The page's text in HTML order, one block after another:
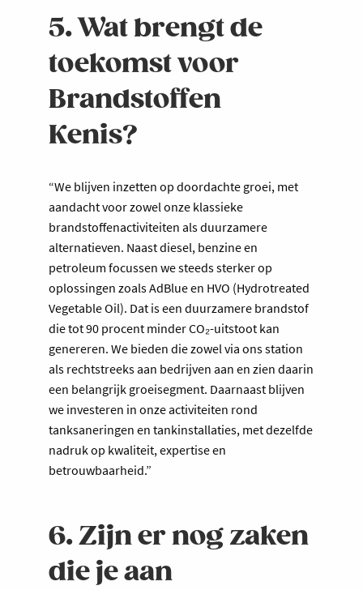
5. Wat brengt de
toekomst voor
Brandstoffen
Kenis?
“We blijven inzetten op doordachte groei, met
aandacht voor zowel onze klassieke
brandstoffenactiviteiten als duurzamere
alternatieven. Naast diesel, benzine en
petroleum focussen we steeds sterker op
oplossingen zoals AdBlue en HVO (Hydrotreated
Vegetable Oil). Dat is een duurzamere brandstof
die tot 90 procent minder CO₂-uitstoot kan
genereren. We bieden die zowel via ons station
als rechtstreeks aan bedrijven aan en zien daarin
een belangrijk groeisegment. Daarnaast blijven
we investeren in onze activiteiten rond
tanksaneringen en tankinstallaties, met dezelfde
nadruk op kwaliteit, expertise en
betrouwbaarheid.”
6. Zijn er nog zaken
die je aan